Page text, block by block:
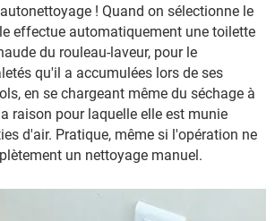
! Quand on sélectionne le
effectue automatiquement une toilette
du rouleau-laveur, pour le
qu'il a accumulées lors de ses
en se chargeant même du séchage à
raison pour laquelle elle est munie
d'air. Pratique, même si l'opération ne
un nettoyage manuel.